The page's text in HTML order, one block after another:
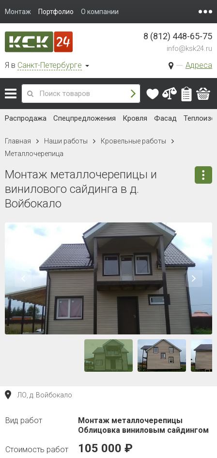
Монтаж Портфолио О компании
Я в Санкт-Петербурге Адреса
8 (812) 448-65-75
info@ksk24.ru
Распродажа Спецпредложения Кровля Фасад
Главная Наши работы
Кровельные работы
Металлочерепица
Монтаж металлочерепицы и
винилового сайдинга в д.
Войбокало
ЛО, д. Войбокало
Монтаж металлочерепицы
Облицовка виниловым сайдингом
105 000 ₽